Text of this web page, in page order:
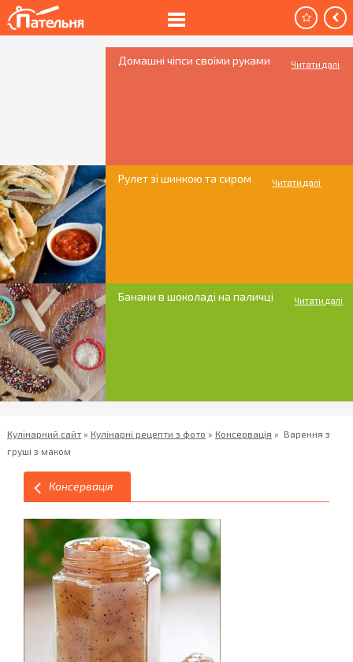
Домашні чіпси своїми руками Читати далі
Рулет зі шинкою та сиром Читати далі
Банани в шоколаді на паличці Читати далі
Кулінарний сайт» Кулінарні рецепти з фото » Консервація » Варення з
груші з маком
Консервація